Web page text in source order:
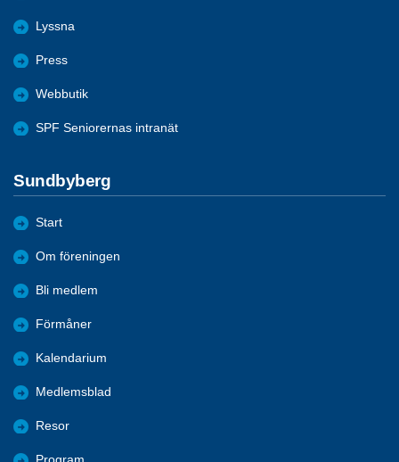
Lyssna
Press
Webbutik
SPF Seniorernas intranät
Sundbyberg
Start
Om föreningen
Bli medlem
Förmåner
Kalendarium
Medlemsblad
Resor